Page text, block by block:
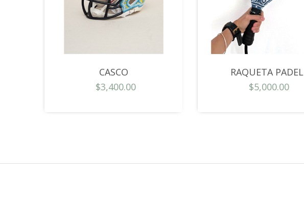
CASCO
$3,400.00
RAQUETA PADEL
$5,000.00